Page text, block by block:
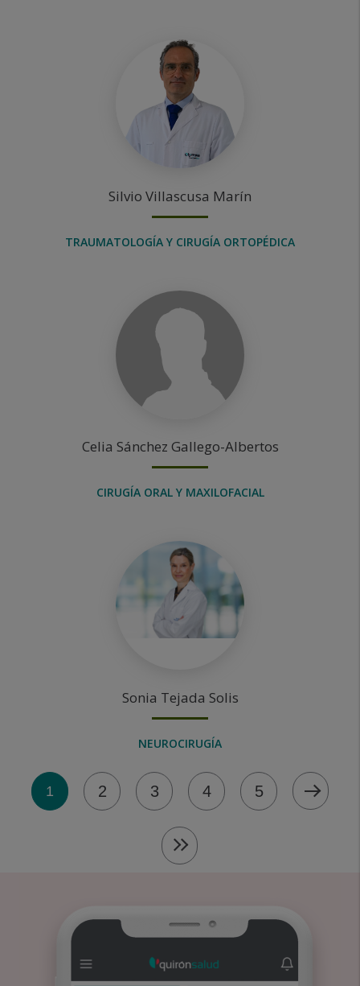
Silvio Villascusa Marín
TRAUMATOLOGÍA Y CIRUGÍA ORTOPÉDICA
Celia Sánchez Gallego-Albertos
CIRUGÍA ORAL Y MAXILOFACIAL
Sonia Tejada Solis
NEUROCIRUGÍA
1 2 3 4 5